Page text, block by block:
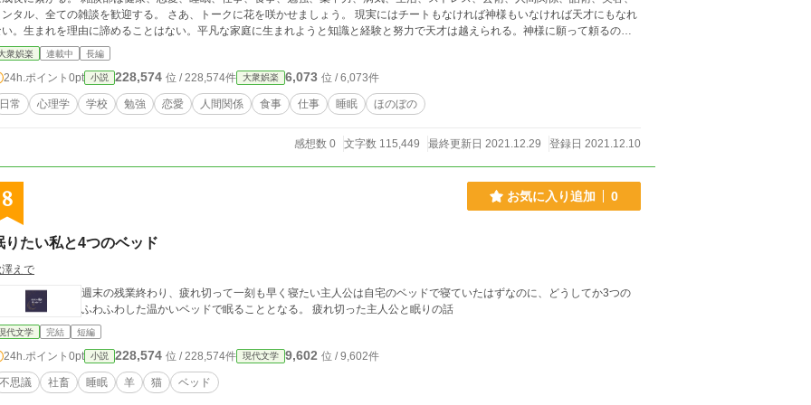
タル、全ての雑談を歓迎する。 さあ、トークに花を咲かせましょう。 現実にはチートもなければ神様もいなければ天才にもなれ
い。生まれを理由に諦めることはない。平凡な家庭に生まれようと知識と経験と努力で天才は越えられる。神様に願って頼るのは
バカしい。チートがなくたって人生はうまくいく。 まずは知識を得ることから始めよう。雑談部は知識に貪欲だ。 読むだけでレ
アップ！ 目指せ、タメになる雑談！ 成長するための糧がここにある。 コンセプトは「簡単に学ぶ」 さあ、人生の勝ち組になろ
る方はカクヨムでお願いします。 https://kakuyomu.jp/works/168167004
衆娯楽 連載中 長編
24h.ポイント 0pt 小説 228,574 位 / 228,574件 大衆娯楽 6,073 位 / 6,073件
日常 心理学 学校 勉強 恋愛 人間関係 食事 仕事 睡眠 ほのぼの
感想数 0 文字数 115,449 最終更新日 2021.12.29 登録日 2021.12.10
8 お気に入り追加 0
りたい私と4つのベッド
えで
週末の残業終わり、疲れ切って一刻も早く寝たい主人公は自宅のベッドで寝ていたはずなのに、どうしてか3つの
ふわふわした温かいベッドで眠ることとなる。 疲れ切った主人公と眠りの話
代文学 完結 短編
24h.ポイント 0pt 小説 228,574 位 / 228,574件 現代文学 9,602 位 / 9,602件
不思議 社畜 睡眠 羊 猫 ベッド